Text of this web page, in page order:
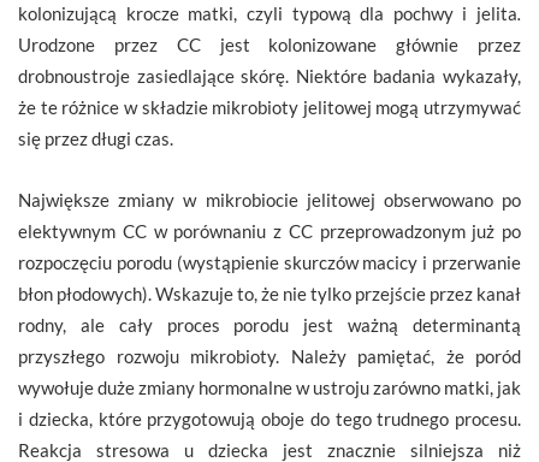
kolonizującą krocze matki, czyli typową dla pochwy i jelita
Urodzone przez CC jest kolonizowane głównie przez
drobnoustroje zasiedlające skórę. Niektóre badania wykazały,
że te różnice w składzie mikrobioty jelitowej mogą utrzymywać
się przez długi czas.
Największe zmiany w mikrobiocie jelitowej obserwowano po
elektywnym CC w porównaniu z CC przeprowadzonym już po
rozpoczęciu porodu (wystąpienie skurczów macicy i przerwanie
błon płodowych). Wskazuje to, że nie tylko przejście przez kanał
rodny, ale cały proces porodu jest ważną determinantą
przyszłego rozwoju mikrobioty. Należy pamiętać, że poród
wywołuje duże zmiany hormonalne w ustroju zarówno matki, jak
i dziecka, które przygotowują oboje do tego trudnego procesu.
Reakcja stresowa u dziecka jest znacznie silniejsza niż